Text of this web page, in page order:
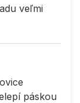
veľmi
páskou